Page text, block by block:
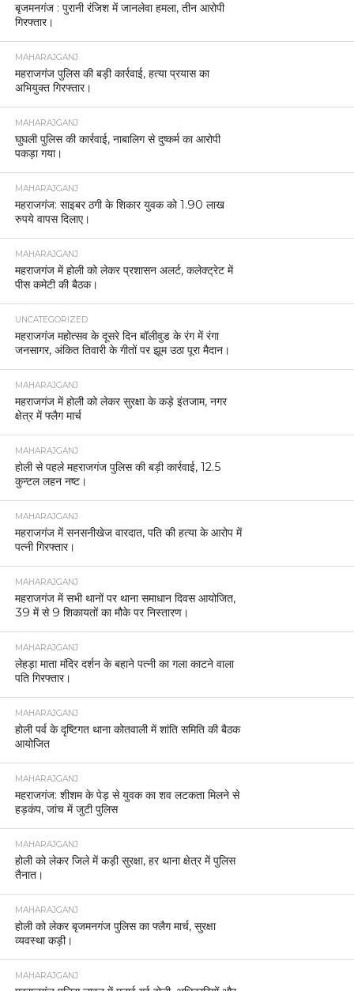
बृजमनगंज : पुरानी रंजिश में जानलेवा हमला, तीन आरोपी
गिरफ्तार।
MAHARAJGANJ
महराजगंज पुलिस की बड़ी कार्रवाई, हत्या प्रयास का
अभियुक्त गिरफ्तार।
MAHARAJGANJ
घुघली पुलिस की कार्रवाई, नाबालिग से दुष्कर्म का आरोपी
पकड़ा गया।
MAHARAJGANJ
महराजगंज: साइबर ठगी के शिकार युवक को 1.90 लाख
रुपये वापस दिलाए।
MAHARAJGANJ
महराजगंज में होली को लेकर प्रशासन अलर्ट, कलेक्ट्रेट में
पीस कमेटी की बैठक।
UNCATEGORIZED
महराजगंज महोत्सव के दूसरे दिन बॉलीवुड के रंग में रंगा
जनसागर, अंकित तिवारी के गीतों पर झूम उठा पूरा मैदान।
MAHARAJGANJ
महराजगंज में होली को लेकर सुरक्षा के कड़े इंतजाम, नगर
क्षेत्र में फ्लैग मार्च
MAHARAJGANJ
होली से पहले महराजगंज पुलिस की बड़ी कार्रवाई, 12.5
कुन्टल लहन नष्ट।
MAHARAJGANJ
महराजगंज में सनसनीखेज वारदात, पति की हत्या के आरोप में
पत्नी गिरफ्तार।
MAHARAJGANJ
महराजगंज में सभी थानों पर थाना समाधान दिवस आयोजित,
39 में से 9 शिकायतों का मौके पर निस्तारण।
MAHARAJGANJ
लेहड़ा माता मंदिर दर्शन के बहाने पत्नी का गला काटने वाला
पति गिरफ्तार।
MAHARAJGANJ
होली पर्व के दृष्टिगत थाना कोतवाली में शांति समिति की बैठक
आयोजित
MAHARAJGANJ
महराजगंज: शीशम के पेड़ से युवक का शव लटकता मिलने से
हड़कंप, जांच में जुटी पुलिस
MAHARAJGANJ
होली को लेकर जिले में कड़ी सुरक्षा, हर थाना क्षेत्र में पुलिस
तैनात।
MAHARAJGANJ
होली को लेकर बृजमनगंज पुलिस का फ्लैग मार्च, सुरक्षा
व्यवस्था कड़ी।
MAHARAJGANJ